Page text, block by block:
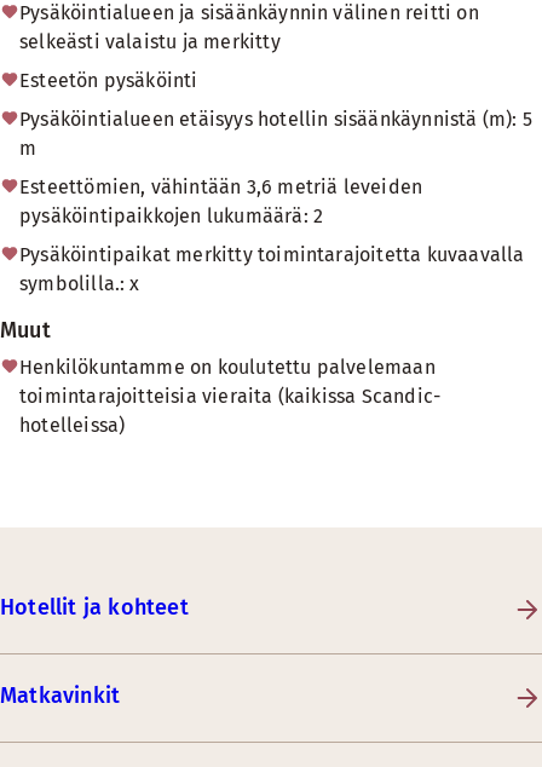
Pysäköintialueen ja sisäänkäynnin välinen reitti on
selkeästi valaistu ja merkitty
Esteetön pysäköinti
Pysäköintialueen etäisyys hotellin sisäänkäynnistä (m): 5
m
Esteettömien, vähintään 3,6 metriä leveiden
pysäköintipaikkojen lukumäärä: 2
Pysäköintipaikat merkitty toimintarajoitetta kuvaavalla
symbolilla.: x
Muut
Henkilökuntamme on koulutettu palvelemaan
toimintarajoitteisia vieraita (kaikissa Scandic-
hotelleissa)
Hotellit ja kohteet
Matkavinkit